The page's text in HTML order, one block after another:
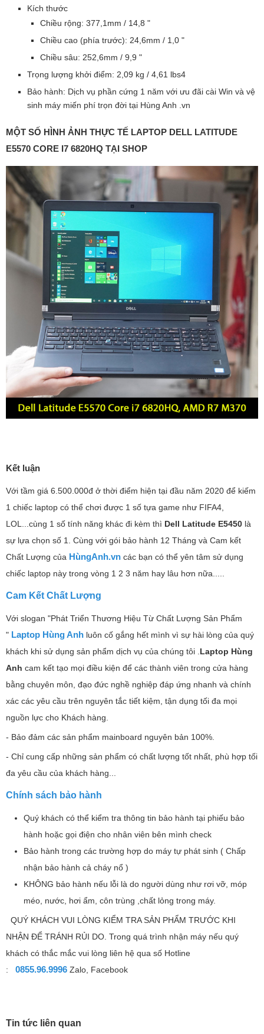
Kích thước
Chiều rộng: 377,1mm / 14,8 "
Chiều cao (phía trước): 24,6mm / 1,0 "
Chiều sâu: 252,6mm / 9,9 "
Trọng lượng khởi điểm: 2,09 kg / 4,61 lbs4
Bảo hành: Dịch vụ phần cứng 1 năm với ưu đãi cài Win và vệ
sinh máy miến phí trọn đời tại Hùng Anh .vn
MỘT SỐ HÌNH ẢNH THỰC TẾ LAPTOP DELL LATITUDE
E5570 CORE I7 6820HQ TẠI SHOP
Kết luận
Với tầm giá 6.500.000đ ở thời điểm hiện tại đầu năm 2020 để kiếm
1 chiếc laptop có thể chơi được 1 số tựa game như FIFA4,
LOL...cùng 1 số tính năng khác đi kèm thì Dell Latitude E5450 là
sự lựa chọn số 1. Cùng với gói bảo hành 12 Tháng và Cam kết
Chất Lượng của HùngAnh.vn các bạn có thể yên tâm sử dụng
chiếc laptop này trong vòng 1 2 3 năm hay lâu hơn nữa.....
Cam Kết Chất Lượng
Với slogan "Phát Triển Thương Hiệu Từ Chất Lượng Sản Phẩm
" Laptop Hùng Anh luôn cố gắng hết mình vì sự hài lòng của quý
khách khi sử dụng sản phẩm dịch vụ của chúng tôi . Laptop Hùng
Anh cam kết tạo mọi điều kiện để các thành viên trong cửa hàng
bằng chuyên môn, đạo đức nghề nghiệp đáp ứng nhanh và chính
xác các yêu cầu trên nguyên tắc tiết kiệm, tận dụng tối đa mọi
nguồn lực cho Khách hàng.
- Bảo đảm các sản phẩm mainboard nguyên bản 100%.
- Chỉ cung cấp những sản phẩm có chất lượng tốt nhất, phù hợp tối
đa yêu cầu của khách hàng...
Chính sách bảo hành
Quý khách có thể kiểm tra thông tin bảo hành tại phiếu bảo
hành hoặc gọi điện cho nhân viên bên mình check
Bảo hành trong các trường hợp do máy tự phát sinh ( Chấp
nhận bảo hành cả cháy nổ )
KHÔNG bảo hành nếu lỗi là do người dùng như rơi vỡ, móp
méo, nước, hơi ẩm, côn trùng ,chất lỏng trong máy.
QUÝ KHÁCH VUI LÒNG KIỂM TRA SẢN PHẨM TRƯỚC KHI
NHẬN ĐỂ TRÁNH RỦI DO. Trong quá trình nhận máy nếu quý
khách có thắc mắc vui lòng liên hệ qua số Hotline
:
0855.96.9996 Zalo, Facebook
Tin tức liên quan